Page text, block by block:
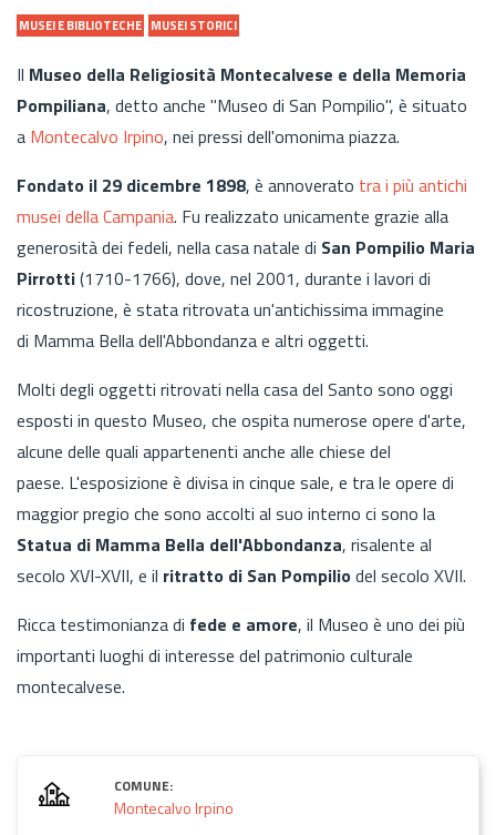
MUSEI E BIBLIOTECHE MUSEI STORICI
Il Museo della Religiosità Montecalvese e della Memoria
Pompiliana, detto anche "Museo di San Pompilio", è situato
a Montecalvo Irpino, nei pressi dell'omonima piazza.
Fondato il 29 dicembre 1898, è annoverato tra i più antichi
musei della Campania. Fu realizzato unicamente grazie alla
generosità dei fedeli, nella casa natale di San Pompilio Maria
Pirrotti(1710-1766), dove, nel 2001, durante i lavori di
ricostruzione, è stata ritrovata un'antichissima immagine
di Mamma Bella dell'Abbondanza e altri oggetti.
Molti degli oggetti ritrovati nella casa del Santo sono oggi
esposti in questo Museo, che ospita numerose opere d'arte,
alcune delle quali appartenenti anche alle chiese del
paese. L'esposizione è divisa in cinque sale, e tra le opere di
maggior pregio che sono accolti al suo interno ci sono la
Statua di Mamma Bella dell'Abbondanza, risalente al
secolo XVI-XVII, e il ritratto di San Pompiliodel secolo XVII.
Ricca testimonianza di fede e amore, il Museo è uno dei più
importanti luoghi di interesse del patrimonio culturale
montecalvese.
COMUNE:
Montecalvo Irpino